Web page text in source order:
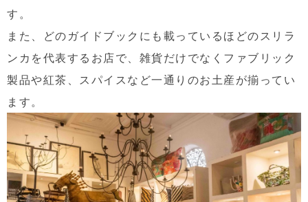
す。
また、どのガイドブックにも載っているほどのスリラ
ンカを代表するお店で、雑貨だけでなくファブリック
製品や紅茶、スパイスなど一通りのお土産が揃ってい
ます。